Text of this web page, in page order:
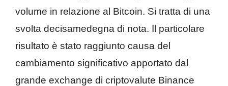
volume in relazione al Bitcoin. Si tratta di una
svolta decisamedegna di nota. Il particolare
risultato è stato raggiunto causa del
cambiamento significativo apportato dal
grande exchange di criptovalute Binance